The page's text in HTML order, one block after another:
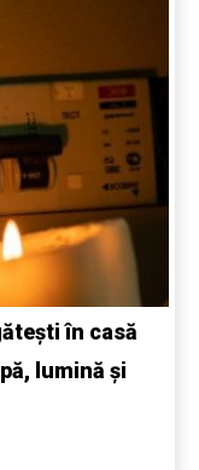
în casă
lumină și